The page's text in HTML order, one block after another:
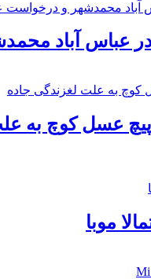
در عباس آباد
عسل کوچ به